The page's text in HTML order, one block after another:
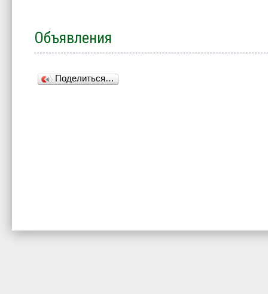
Объявления
Поделиться…